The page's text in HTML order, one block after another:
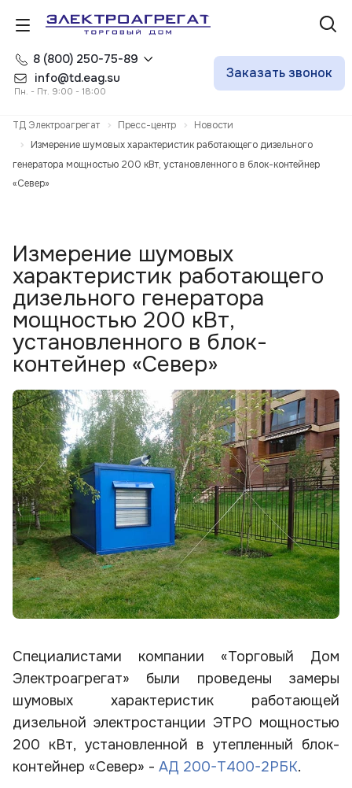
8 (800) 250-75-89
info@td.eag.su
Пн. - Пт. 9:00 - 18:00
Заказать звонок
ТД Электроагрегат Пресс-центр
Новости
Измерение шумовых характеристик работающего дизельного
генератора мощностью 200 кВт, установленного в блок-контейнер
«Север»
Измерение шумовых
характеристик работающего
дизельного генератора
мощностью 200 кВт,
установленного в блок-
контейнер «Север»
Специалистами компании «Торговый Дом
Электроагрегат» были проведены замеры
шумовых характеристик работающей
дизельной электростанции ЭТРО мощностью
200 кВт, установленной в утепленный блок-
контейнер «Север» - АД 200-Т400-2РБК.